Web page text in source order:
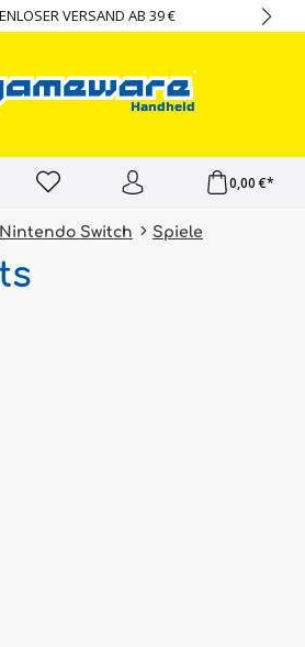
VERSAND AB 39 €
0,00 €*
Nintendo Switch Spiele